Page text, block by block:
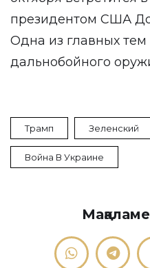
президентом США
Одна из главных
дальнобойного
Трамп Зеленский
Война В Украине